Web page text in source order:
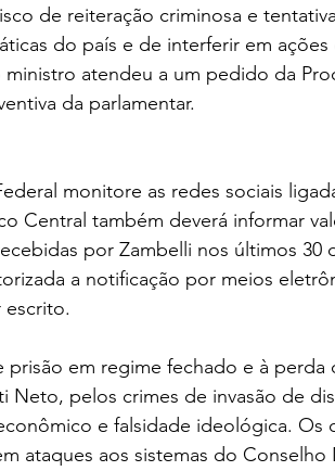
de reiteração criminosa e
do país e de interferir em
atendeu a um pedido da
da parlamentar.
monitore as redes sociais
Central também deverá informar
por Zambelli nos últimos 30
a notificação por meios
escrito.
em regime fechado e à perda
Neto, pelos crimes de invasão de
e falsidade ideológica. Os
ataques aos sistemas do Conselho